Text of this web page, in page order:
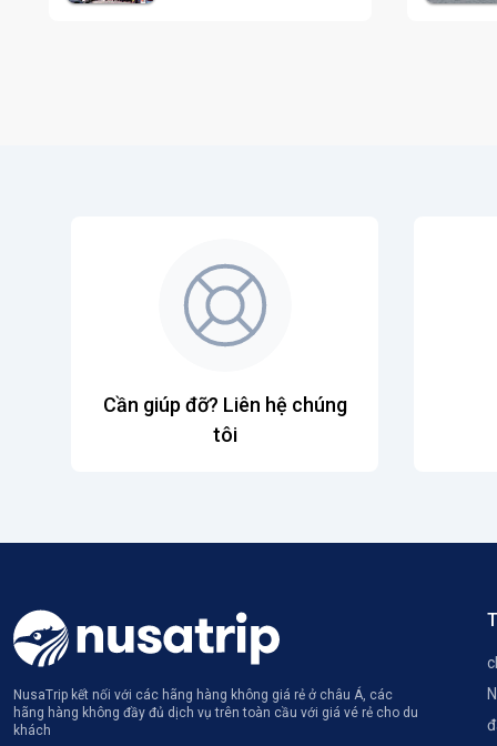
Cần giúp đỡ? Liên hệ chúng
tôi
NusaTrip kết nối với các hãng hàng không giá rẻ ở châu Á, các
hãng hàng không đầy đủ dịch vụ trên toàn cầu với giá vé rẻ cho du
khách